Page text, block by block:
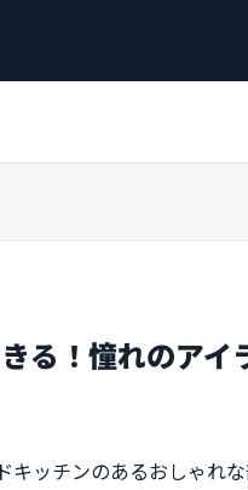
る！憧れのア
ッチンのあるおしゃれ